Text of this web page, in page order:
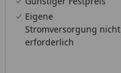
Eigene
Stromversorgung nicht
erforderlich